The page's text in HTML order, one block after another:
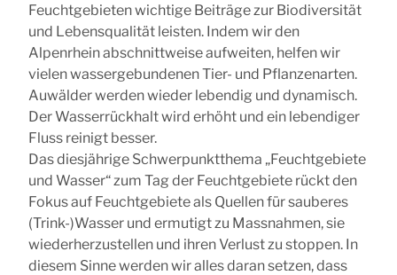
Feuchtgebieten wichtige Beiträge zur Biodiversität
und Lebensqualität leisten. Indem wir den
Alpenrhein abschnittweise aufweiten, helfen wir
vielen wassergebundenen Tier- und Pflanzenarten.
Auwälder werden wieder lebendig und dynamisch.
Der Wasserrückhalt wird erhöht und ein lebendiger
Fluss reinigt besser.
Das diesjährige Schwerpunktthema „Feuchtgebiete
und Wasser“ zum Tag der Feuchtgebiete rückt den
Fokus auf Feuchtgebiete als Quellen für sauberes
(Trink-)Wasser und ermutigt zu Massnahmen, sie
wiederherzustellen und ihren Verlust zu stoppen. In
diesem Sinne werden wir alles daran setzen, dass